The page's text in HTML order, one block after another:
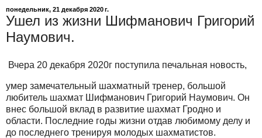
понедельник, 21 декабря 2020 г.
Ушел из жизни Шифманович Григорий
Наумович.
Вчера 20 декабря 2020г поступила печальная новость,
умер замечательный шахматный тренер, большой
любитель шахмат Шифманович Григорий Наумович. Он
внес большой вклад в развитие шахмат Гродно и
области. Последние годы жизни отдав любимому делу и
до последнего тренируя молодых шахматистов.